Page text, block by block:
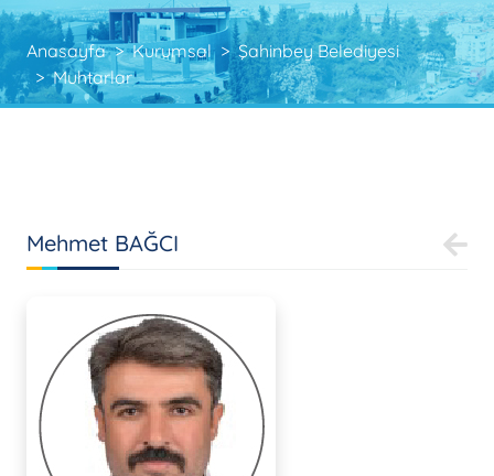
Anasayfa Kurumsal
Şahinbey Belediyesi
Muhtarlar
Mehmet BAĞCI